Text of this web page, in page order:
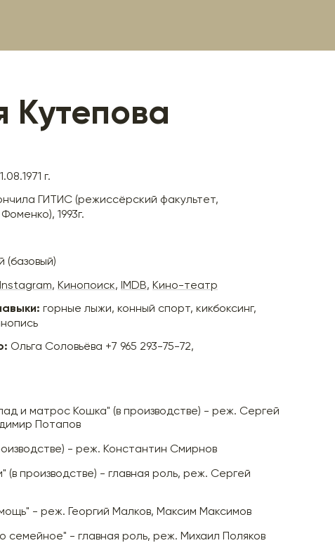
Кутепова
г.
ГИТИС (режиссёрский факультет,
1993г.
(базовый)
Instagram, Кинопоиск, IMDB, Кино-театр
горные лыжи, конный спорт, кикбоксинг,
Ольга Соловьёва +7 965 293-75-72,
и матрос Кошка" (в производстве) - реж. Сергей
Потапов
- реж. Константин Смирнов
(в производстве) - главная роль, реж. Сергей
- реж. Георгий Малков, Максим Максимов
семейное" - главная роль, реж. Михаил Поляков